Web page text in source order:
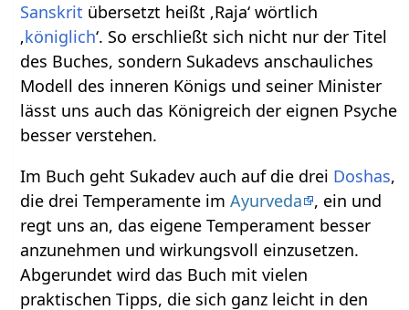
Sanskrit übersetzt heißt ‚Raja‘ wörtlich
‚königlich‘. So erschließt sich nicht nur der Titel
des Buches, sondern Sukadevs anschauliches
Modell des inneren Königs und seiner Minister
lässt uns auch das Königreich der eignen Psyche
besser verstehen.
Im Buch geht Sukadev auch auf die drei Doshas,
die drei Temperamente imAyurveda
, ein und
regt uns an, das eigene Temperament besser
anzunehmen und wirkungsvoll einzusetzen.
Abgerundet wird das Buch mit vielen
praktischen Tipps, die sich ganz leicht in den